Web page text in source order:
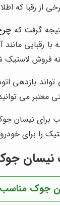
از رقبا که
گرفت که
رقبایی
فروش
بازدهی
می
برای نیسان
را برای
نیسان
جوک